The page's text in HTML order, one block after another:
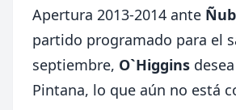
Apertura 2013-2014 ante
partido programado para el
septiembre, O`Higgins
Pintana, lo que aún no está